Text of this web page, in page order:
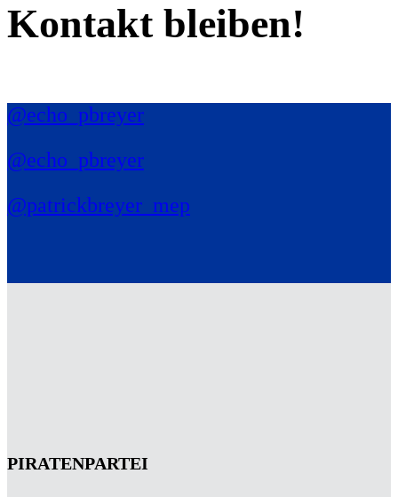
Kontakt bleiben!
@echo_pbreyer
@echo_pbreyer
@patrickbreyer_mep
PIRATENPARTEI